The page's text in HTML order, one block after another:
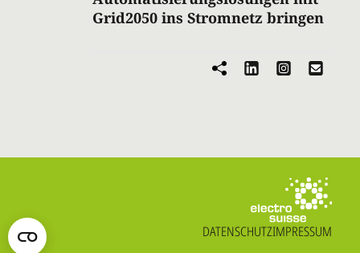
Grid2050 ins Stromnetz bringen
DATENSCHUTZIMPRESSUM